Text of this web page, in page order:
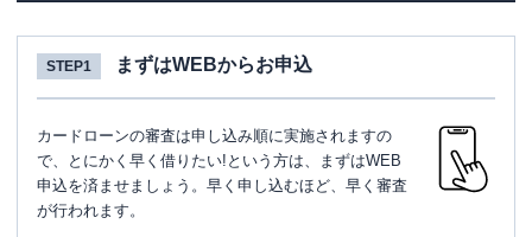
STEP1 まずはWEBからお申込
カードローンの審査は申し込み順に実施されますの
で、とにかく早く借りたい!という方は、まずはWEB
申込を済ませましょう。早く申し込むほど、早く審査
が行われます。